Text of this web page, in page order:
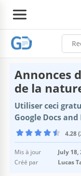
Annonces
de la
Utiliser ceci
Google Docs
4.28
Mis à jour
July 18,
Créé par
Lucas